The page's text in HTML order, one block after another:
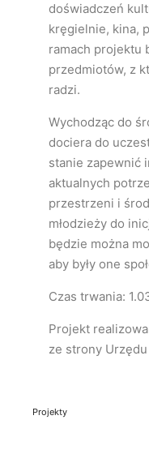
doświadczeń
kręgielnie, kina,
ramach projektu
przedmiotów, z
radzi.
Wychodząc do
dociera do
stanie zapewnić
aktualnych
przestrzeni i
młodzieży do
będzie można
aby były one
Czas trwania:
Projekt
ze strony
Projekty